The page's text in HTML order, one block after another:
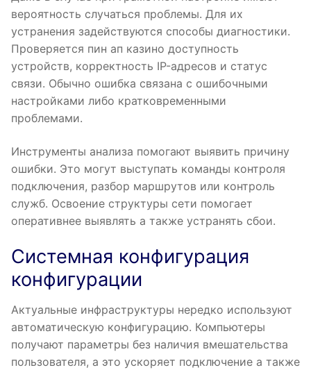
вероятность случаться проблемы. Для их
устранения задействуются способы диагностики.
Проверяется пин ап казино доступность
устройств, корректность IP-адресов и статус
связи. Обычно ошибка связана с ошибочными
настройками либо кратковременными
проблемами.
Инструменты анализа помогают выявить причину
ошибки. Это могут выступать команды контроля
подключения, разбор маршрутов или контроль
служб. Освоение структуры сети помогает
оперативнее выявлять а также устранять сбои.
Системная конфигурация
конфигурации
Актуальные инфраструктуры нередко используют
автоматическую конфигурацию. Компьютеры
получают параметры без наличия вмешательства
пользователя, а это ускоряет подключение а также